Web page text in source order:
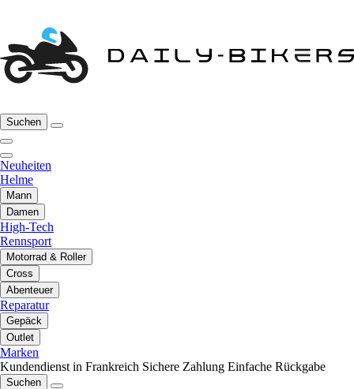
Suchen
Neuheiten
Helme
Mann
Damen
High-Tech
Rennsport
Motorrad & Roller
Cross
Abenteuer
Reparatur
Gepäck
Outlet
Marken
Kundendienst in Frankreich Sichere Zahlung Einfache Rückgabe
Suchen